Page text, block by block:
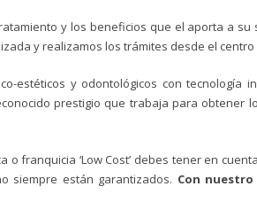
y los beneficios que el aporta a
y realizamos los trámites desde el
estéticos y odontológicos con tecnología
prestigio que trabaja para obtener
o franquicia ‘Low Cost’ debes tener en
siempre están garantizados. Con